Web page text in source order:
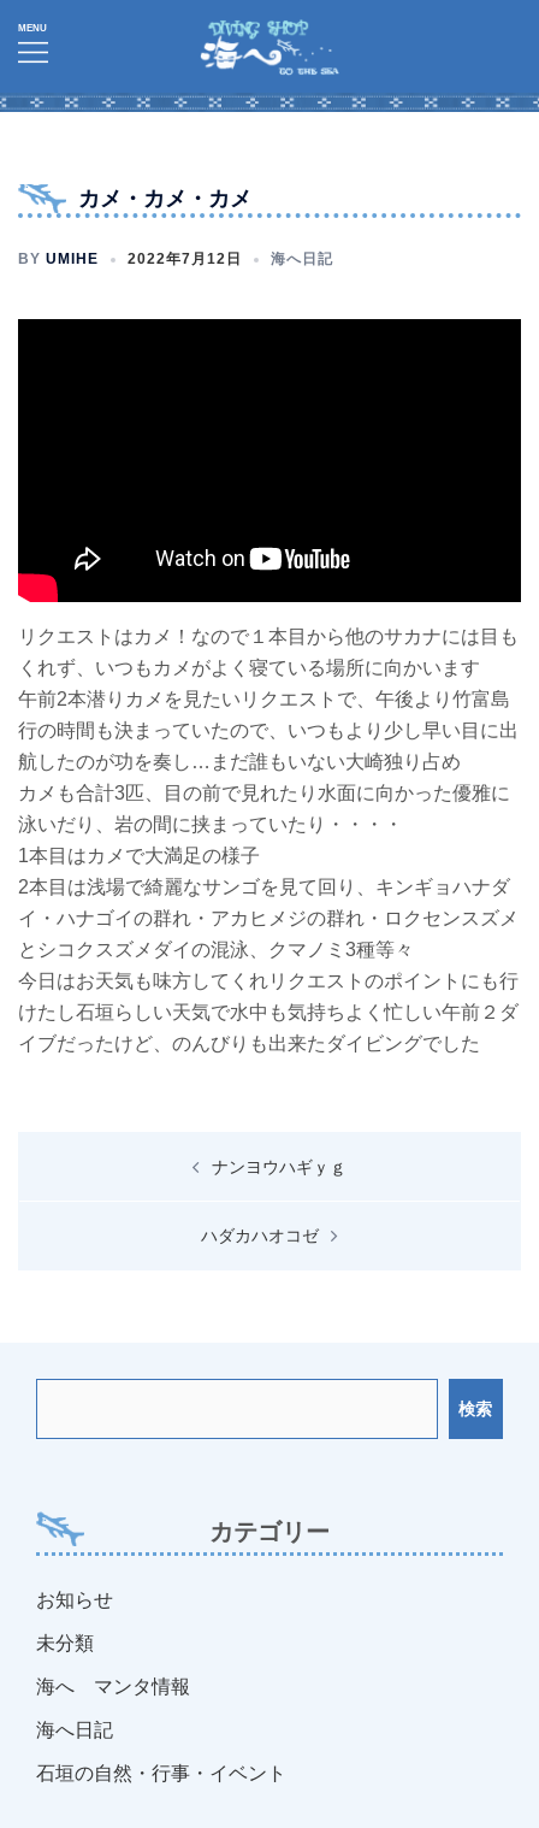
ン
カメ・カメ・カメ
BY UMIHE 2022年7月12日 海へ日記
リクエストはカメ！なので１本目から他のサカナには目も
くれず、いつもカメがよく寝ている場所に向かいます
午前2本潜りカメを見たいリクエストで、午後より竹富島
行の時間も決まっていたので、いつもより少し早い目に出
航したのが功を奏し…まだ誰もいない大崎独り占め
カメも合計3匹、目の前で見れたり水面に向かった優雅に
泳いだり、岩の間に挟まっていたり・・・・
1本目はカメで大満足の様子
2本目は浅場で綺麗なサンゴを見て回り、キンギョハナダ
イ・ハナゴイの群れ・アカヒメジの群れ・ロクセンスズメ
とシコクスズメダイの混泳、クマノミ3種等々
今日はお天気も味方してくれリクエストのポイントにも行
けたし石垣らしい天気で水中も気持ちよく忙しい午前２ダ
イブだったけど、のんびりも出来たダイビングでした
ョ
ナンヨウハギｙｇ
ハダカハオコゼ
検索
カテゴリー
お知らせ
未分類
海へ マンタ情報
海へ日記
石垣の自然・行事・イベント